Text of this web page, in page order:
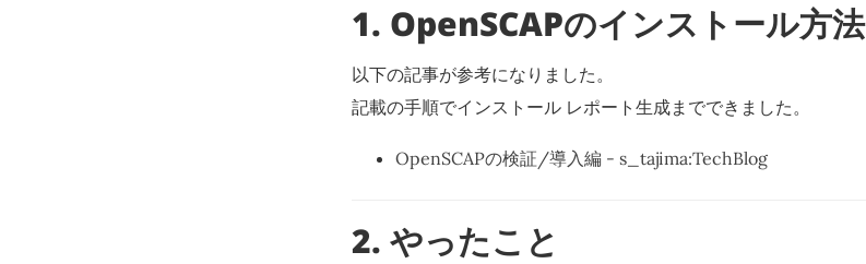
1. OpenSCAPのインストール方法
以下の記事が参考になりました。
記載の手順でインストール レポート生成までできました。
OpenSCAPの検証/導入編 - s_tajima:TechBlog
2. やったこと